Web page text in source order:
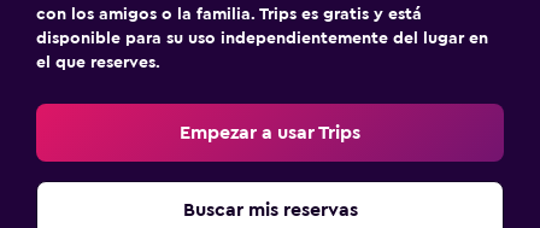
con los amigos o la familia. Trips es gratis y está
disponible para su uso independientemente del lugar en
el que reserves.
Empezar a usar Trips
Buscar mis reservas